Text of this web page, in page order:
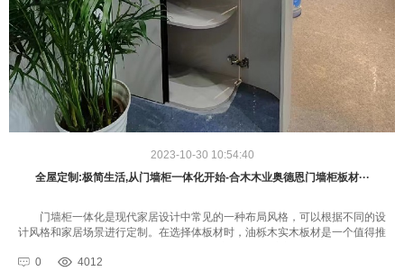
2023-10-30 10:54:40
全屋定制:极简生活,从门墙柜一体化开始-合木木业奥德恩门墙柜板材···
门墙柜一体化是现代家居设计中常见的一种布局风格，可以根据不同的设
计风格和家居场景进行定制。在选择体板材时，油栎木实木板材是一个值得推
0
4012